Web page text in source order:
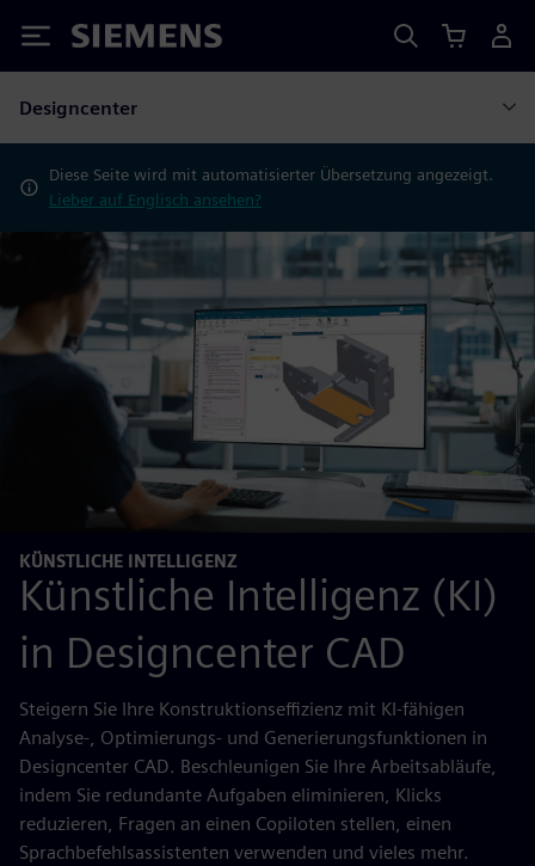
Siemens
Designcenter
Diese Seite wird mit automatisierter Übersetzung angezeigt.
Lieber auf Englisch ansehen?
KÜNSTLICHE INTELLIGENZ
Künstliche Intelligenz (KI)
in Designcenter CAD
Steigern Sie Ihre Konstruktionseffizienz mit KI-fähigen
Analyse-, Optimierungs- und Generierungsfunktionen in
Designcenter CAD. Beschleunigen Sie Ihre Arbeitsabläufe,
indem Sie redundante Aufgaben eliminieren, Klicks
reduzieren, Fragen an einen Copiloten stellen, einen
Sprachbefehlsassistenten verwenden und vieles mehr.